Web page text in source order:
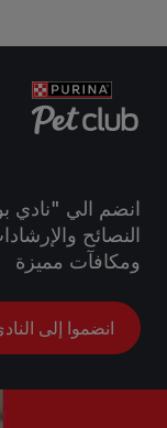
انضم الي "نادي
النصائح
ومكافآت مميزة
انضموا إلى